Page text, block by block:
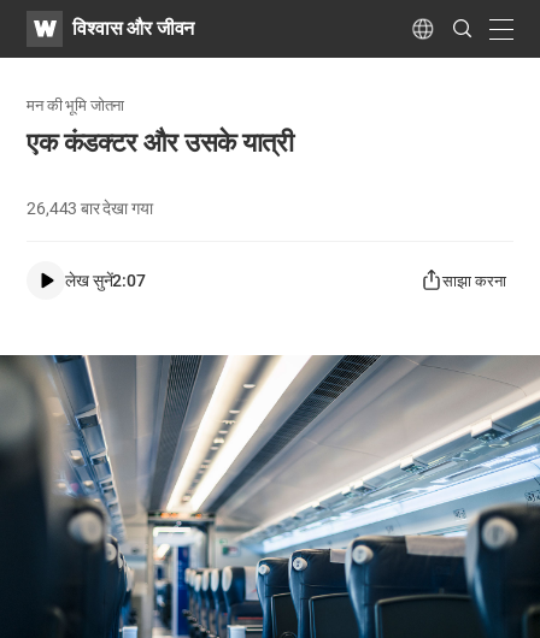
WATVविश्वास और जीवन Language
Search
Submit
मन की भूमि जोतना
एक कंडक्टर और उसके यात्री
26,443बार देखा गया
लेख सुनें2:07 साझा करना